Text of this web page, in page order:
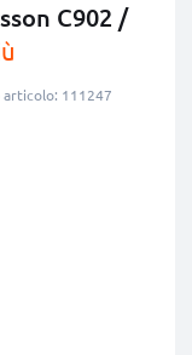
C902 /
articolo: 111247